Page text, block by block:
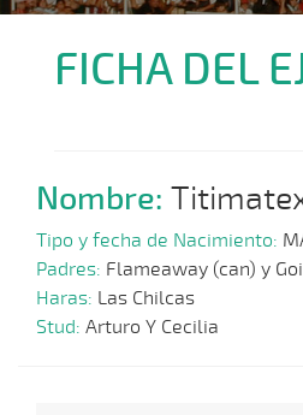
FICHA DEL
Nombre:
Tipo y fecha de Nacimiento:
Padres: Flameaway (can) y
Haras: Las Chilcas
Stud: Arturo Y Cecilia